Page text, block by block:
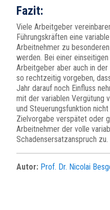
Fazit:
Viele Arbeitgeber
Führungskräften eine
Arbeitnehmer zu
werden. Bei einer
Arbeitgeber aber auch in
so rechtzeitig vorgeben,
Jahr darauf noch Einfluss
mit der variablen Vergütung
und Steuerungsfunktion
Zielvorgabe verspätet oder
Arbeitnehmer der volle
Schadensersatzanspruch zu.
Autor: Prof. Dr. Nicolai